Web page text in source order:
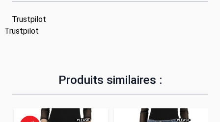
Trustpilot
Trustpilot
Produits similaires :